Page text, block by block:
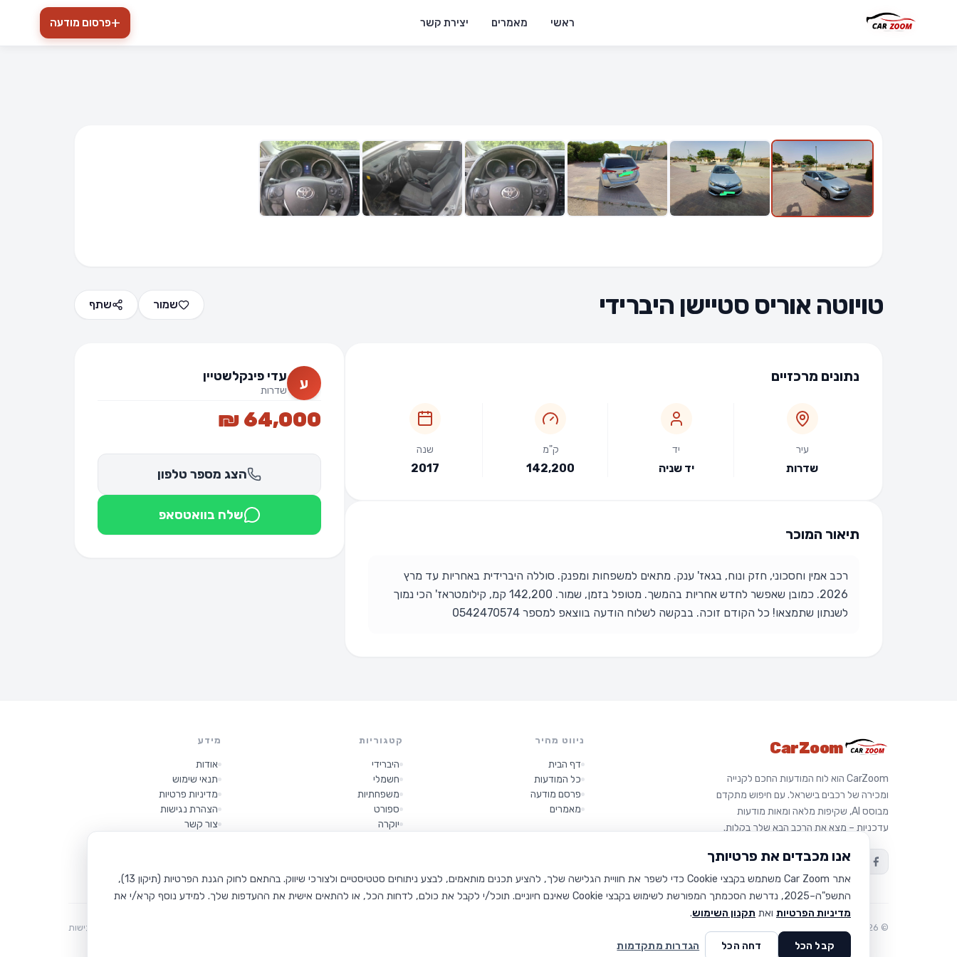
אנו מכבדים את פרטיותך
אתר Car Zoom משתמש בקבצי Cookie כדי לשפר את חוויית הגלישה שלך, להציע תכנים מותאמים, לבצע ניתוחים סטטיסטיים ולצורכי שיווק. בהתאם לחוק הגנת הפרטיות (תיקון 13),
התשפ"ה–2025, נדרשת הסכמתך המפורשת לשימוש בקבצי Cookie שאינם חיוניים. תוכל/י לקבל את כולם, לדחות הכל, או להתאים אישית את ההעדפות שלך. למידע נוסף קרא/י את
מדיניות הפרטיות ואת תקנון השימוש.
קבל הכל דחה הכל הגדרות מתקדמות
6 תמונות
טויוטה אוריס סטיישן היברידי שמור שתף
ע עדי פינקלשטיין
שדרות
64,000 ₪
הצג מספר טלפון
שלח בוואטסאפ
נתונים מרכזיים
עיר
שדרות
יד
יד שניה
ק"מ
142,200
שנה
2017
תיאור המוכר
רכב אמין וחסכוני, חזק ונוח, בגאז' ענק. מתאים למשפחות ומפנק. סוללה היברידית באחריות עד מרץ
2026. כמובן שאפשר לחדש אחריות בהמשך. מטופל בזמן, שמור. 142,200 קמ, קילומטראז' הכי נמוך
לשנתון שתמצאו! כל הקודם זוכה. בבקשה לשלוח הודעה בווצאפ למספר 0542470574
ראשי מאמרים יצירת קשר +פרסום מודעה
CarZoom
CarZoom הוא לוח המודעות החכם לקנייה
ומכירה של רכבים בישראל. עם חיפוש מתקדם
מבוסס AI, שקיפות מלאה ומאות מודעות
עדכניות – מצא את הרכב הבא שלך בקלות.
ניווט מהיר
דף הבית
כל המודעות
פרסם מודעה
מאמרים
קטגוריות
היברידי
חשמלי
משפחתיות
ספורט
יוקרה
מידע
אודות
תנאי שימוש
מדיניות פרטיות
הצהרת נגישות
צור קשר
© 2026 CarZoom – כל הזכויות שמורות נגישות